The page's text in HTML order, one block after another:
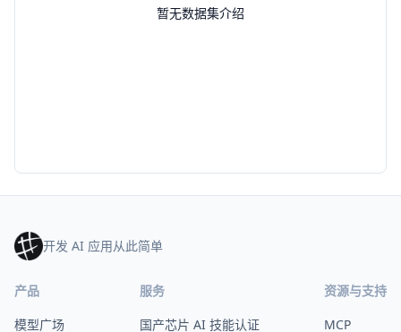
暂无数据集介绍
开发 AI 应用从此简单
产品
模型广场
服务
国产芯片 AI 技能认证
资源与支持
MCP